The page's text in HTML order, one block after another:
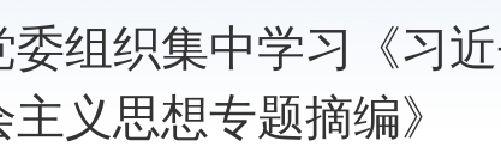
委组织集中学习《习
义思想专题摘编》